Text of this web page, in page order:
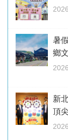
暑
鄉
新
頂